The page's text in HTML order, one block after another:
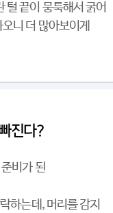
털 끝이 뭉툭해서 굵어
니 더 많아보이게
진다?
비가 된
하는데, 머리를 감지